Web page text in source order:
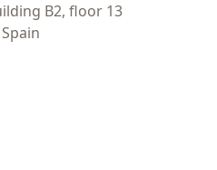
B2, floor 13